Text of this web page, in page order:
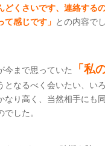
どくさいです、連絡する
て感じです」 との内容でし
今まで思っていた 「私
となるべく会いたい、い
なり高く、当然相手にも
でした。